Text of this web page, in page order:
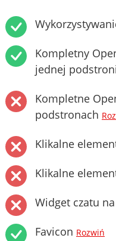
Kompletny
jednej
Kompletne
podstronach
Klikalne
Klikalne
Widget czatu
Favicon Rozwiń